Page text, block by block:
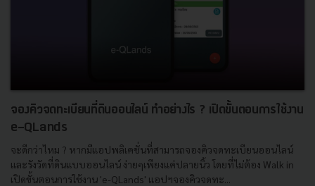
จองคิวจดทะเบียนที่ดินออนไลน์ ทำอย่างไร ? เปิดขั้นตอนการใช้งาน
e-QLands
จะดีกว่าไหม ? หากมีแอปพลิเคชั่นที่สามารถจองคิวจดทะเบียนออนไลน์
และรังวัดที่ดินแบบออนไลน์ ง่ายๆเพียงแค่ปลายนิ้ว โดยที่ไม่ต้อง Walk in
เปิดขั้นตอนการใช้งาน 'e-QLands' แอปฯจองคิวจดทะ...